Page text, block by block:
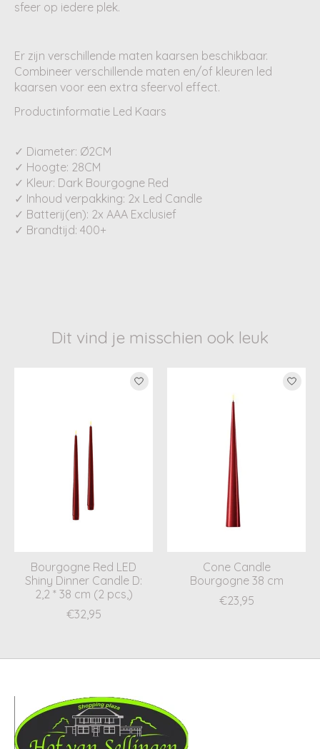
sfeer op iedere plek.
Er zijn verschillende maten kaarsen beschikbaar.
Combineer verschillende maten en/of kleuren led
kaarsen voor een extra sfeervol effect.
Productinformatie Led Kaars
✓ Diameter: Ø2CM
✓ Hoogte: 28CM
✓ Kleur: Dark Bourgogne Red
✓ Inhoud verpakking: 2x Led Candle
✓ Batterij(en): 2x AAA Exclusief
✓ Brandtijd: 400+
Dit vind je misschien ook leuk
Items van productcarrousel
Bourgogne Red LED
Shiny Dinner Candle D:
2,2 * 38 cm (2 pcs,)
€32,95
Cone Candle
Bourgogne 38 cm
€23,95